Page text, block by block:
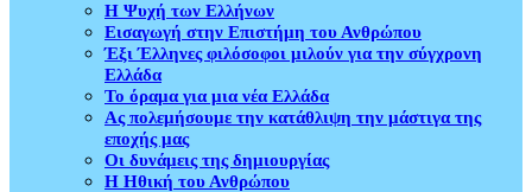
Η Ψυχή των Ελλήνων
Εισαγωγή στην Επιστήμη του Ανθρώπου
Έξι Έλληνες φιλόσοφοι μιλούν για την σύγχρονη
Ελλάδα
Το όραμα για μια νέα Ελλάδα
Ας πολεμήσουμε την κατάθλιψη την μάστιγα της
εποχής μας
Οι δυνάμεις της δημιουργίας
Η Ηθική του Ανθρώπου